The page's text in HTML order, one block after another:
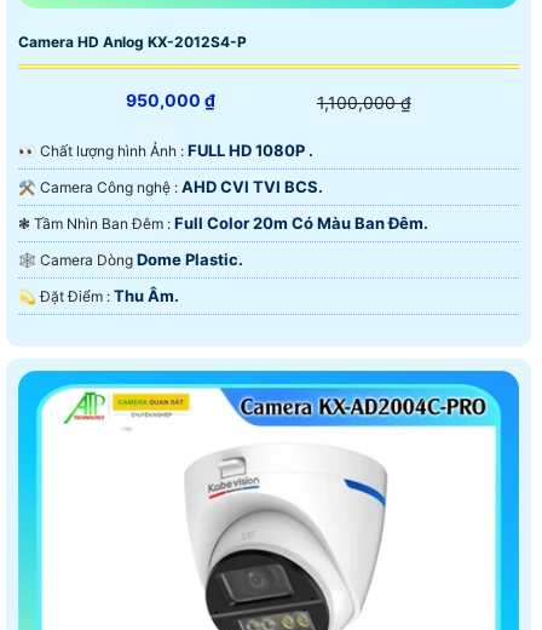
Camera HD Anlog KX-2012S4-P
950,000 ₫ 1,100,000 ₫
️👀 Chất lượng hình Ảnh : FULL HD 1080P .
⚒ Camera Công nghệ : AHD CVI TVI BCS.
❃ Tầm Nhìn Ban Đêm : Full Color 20m Có Màu Ban Ðêm.
🕸️ Camera Dòng Dome Plastic.
️💫 Đặt Điểm : Thu Âm.